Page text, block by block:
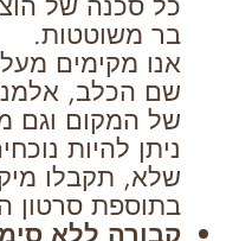
בר משוטטות.
אנו מקימים
שם הכלב,
של המקום וגם
ניתן להיות
שלא, תקבלו
בתוספת סרטון